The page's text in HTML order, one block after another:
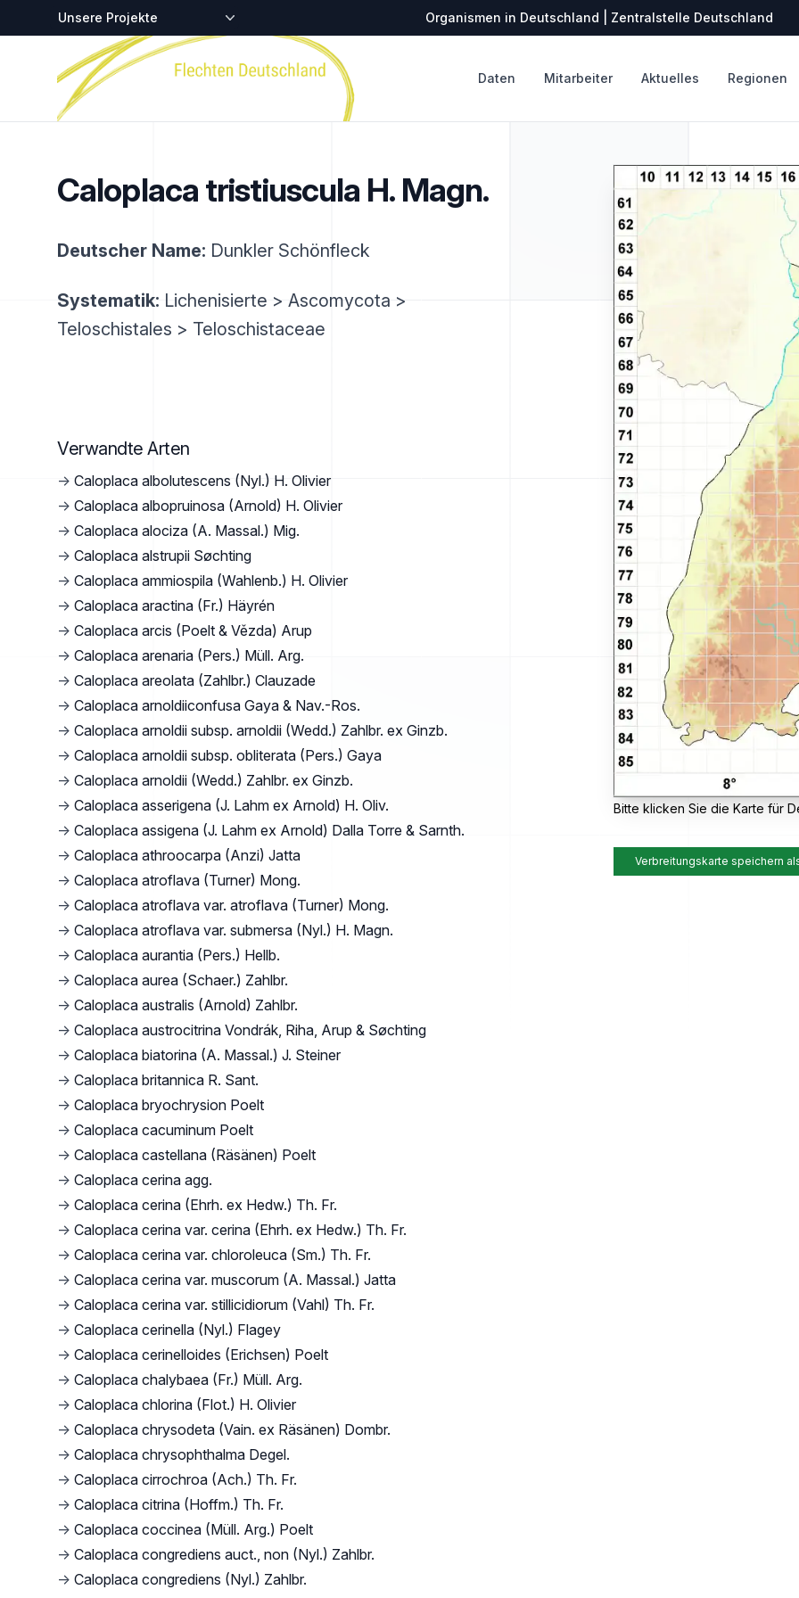
Zentralstellen-Projekte Organismen in Deutschland | Zentralstelle Deutschland
Startseite
Daten Mitarbeiter Aktuelles Regionen
Caloplaca tristiuscula H. Magn.
Deutscher Name: Dunkler Schönfleck
Systematik: Lichenisierte > Ascomycota >
Teloschistales > Teloschistaceae
Bitte klicken Sie die Karte für
Verbreitungskarte speichern
Verwandte Arten
→ Caloplaca albolutescens (Nyl.) H. Olivier
→ Caloplaca albopruinosa (Arnold) H. Olivier
→ Caloplaca alociza (A. Massal.) Mig.
→ Caloplaca alstrupii Søchting
→ Caloplaca ammiospila (Wahlenb.) H. Olivier
→ Caloplaca aractina (Fr.) Häyrén
→ Caloplaca arcis (Poelt & Vězda) Arup
→ Caloplaca arenaria (Pers.) Müll. Arg.
→ Caloplaca areolata (Zahlbr.) Clauzade
→ Caloplaca arnoldiiconfusa Gaya & Nav.-Ros.
→ Caloplaca arnoldii subsp. arnoldii (Wedd.) Zahlbr. ex Ginzb.
→ Caloplaca arnoldii subsp. obliterata (Pers.) Gaya
→ Caloplaca arnoldii (Wedd.) Zahlbr. ex Ginzb.
→ Caloplaca asserigena (J. Lahm ex Arnold) H. Oliv.
→ Caloplaca assigena (J. Lahm ex Arnold) Dalla Torre & Sarnth.
→ Caloplaca athroocarpa (Anzi) Jatta
→ Caloplaca atroflava (Turner) Mong.
→ Caloplaca atroflava var. atroflava (Turner) Mong.
→ Caloplaca atroflava var. submersa (Nyl.) H. Magn.
→ Caloplaca aurantia (Pers.) Hellb.
→ Caloplaca aurea (Schaer.) Zahlbr.
→ Caloplaca australis (Arnold) Zahlbr.
→ Caloplaca austrocitrina Vondrák, Riha, Arup & Søchting
→ Caloplaca biatorina (A. Massal.) J. Steiner
→ Caloplaca britannica R. Sant.
→ Caloplaca bryochrysion Poelt
→ Caloplaca cacuminum Poelt
→ Caloplaca castellana (Räsänen) Poelt
→ Caloplaca cerina agg.
→ Caloplaca cerina (Ehrh. ex Hedw.) Th. Fr.
→ Caloplaca cerina var. cerina (Ehrh. ex Hedw.) Th. Fr.
→ Caloplaca cerina var. chloroleuca (Sm.) Th. Fr.
→ Caloplaca cerina var. muscorum (A. Massal.) Jatta
→ Caloplaca cerina var. stillicidiorum (Vahl) Th. Fr.
→ Caloplaca cerinella (Nyl.) Flagey
→ Caloplaca cerinelloides (Erichsen) Poelt
→ Caloplaca chalybaea (Fr.) Müll. Arg.
→ Caloplaca chlorina (Flot.) H. Olivier
→ Caloplaca chrysodeta (Vain. ex Räsänen) Dombr.
→ Caloplaca chrysophthalma Degel.
→ Caloplaca cirrochroa (Ach.) Th. Fr.
→ Caloplaca citrina (Hoffm.) Th. Fr.
→ Caloplaca coccinea (Müll. Arg.) Poelt
→ Caloplaca congrediens auct., non (Nyl.) Zahlbr.
→ Caloplaca congrediens (Nyl.) Zahlbr.